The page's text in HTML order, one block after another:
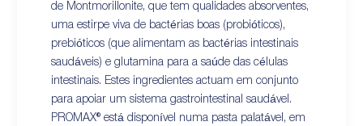
de Montmorillonite, que tem qualidades absorventes,
uma estirpe viva de bactérias boas (probióticos),
prebióticos (que alimentam as bactérias intestinais
saudáveis) e glutamina para a saúde das células
intestinais. Estes ingredientes actuam em conjunto
para apoiar um sistema gastrointestinal saudável.
PROMAX® está disponível numa pasta palatável, em